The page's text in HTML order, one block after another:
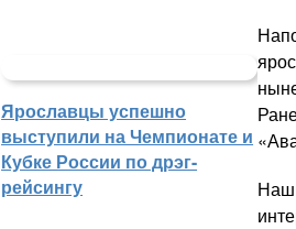
Ярославцы успешно
выступили на Чемпионате и
Кубке России по дрэг-
рейсингу
Наш